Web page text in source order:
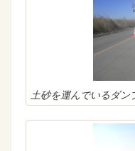
土砂を運んでいるダン